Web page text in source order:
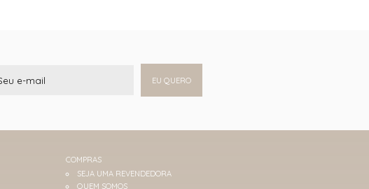
EU QUERO
COMPRAS
SEJA UMA REVENDEDORA
QUEM SOMOS